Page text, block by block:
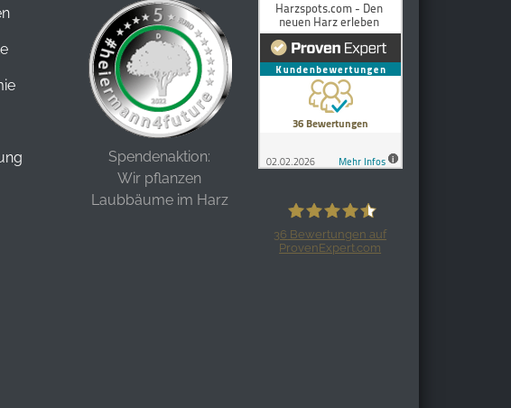
Spendenaktion:
Wir pflanzen
Laubbäume im Harz
36 Bewertungen auf
ProvenExpert.com